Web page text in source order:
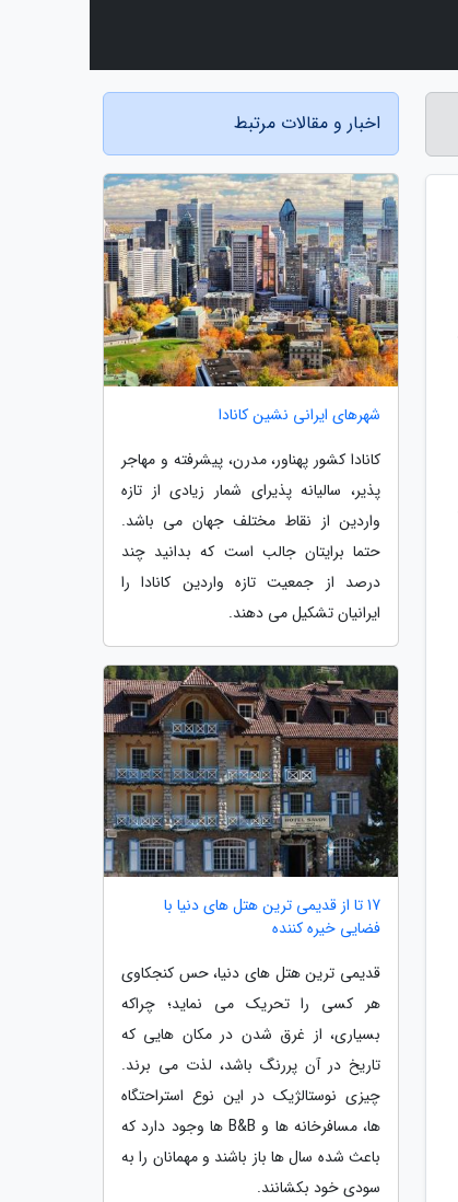
اخبار و مقالات مرتبط
شهرهای ایرانی نشین کانادا
کانادا کشور پهناور، مدرن، پیشرفته و مهاجر
پذیر، سالیانه پذیرای شمار زیادی از تازه
واردین از نقاط مختلف جهان می باشد.
حتما برایتان جالب است که بدانید چند
درصد از جمعیت تازه واردین کانادا را
ایرانیان تشکیل می دهند.
17 تا از قدیمی ترین هتل های دنیا با
فضایی خیره کننده
قدیمی ترین هتل های دنیا، حس کنجکاوی
هر کسی را تحریک می نماید؛ چراکه
بسیاری، از غرق شدن در مکان هایی که
تاریخ در آن پررنگ باشد، لذت می برند.
چیزی نوستالژیک در این نوع استراحتگاه
ها، مسافرخانه ها و B&B ها وجود دارد که
باعث شده سال ها باز باشند و مهمانان را به
سودی خود بکشانند.